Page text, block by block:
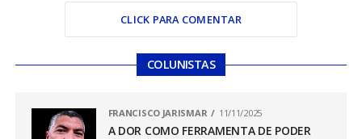
CLICK PARA COMENTAR
COLUNISTAS
FRANCISCO JARISMAR 11/11/2025
A DOR COMO FERRAMENTA DE PODER